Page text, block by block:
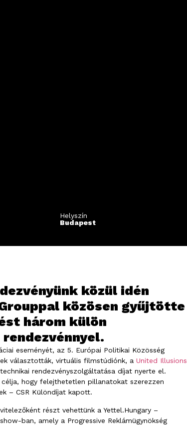
Helyszín
Budapest
közül idén
közösen gyűjtötte
három külön
eseményét, az 5. Európai Politikai Közösség
választották, virtuális filmstúdiónk, a United Illusions
rendezvényszolgáltatása díjat nyerte el.
hogy felejthetetlen pillanatokat szerezzen
– CSR Különdíjat kapott.
részt vehettünk a Yettel.Hungary –
ban, amely a Progressive Reklámügynökség